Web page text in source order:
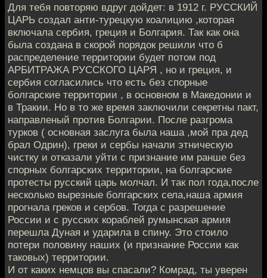
Для тебя повторяю вдруг дойдет: в 1912 г. РУССКИЙ
ЦАРЬ создал анти-турецкую коалицию ,которая
включала сербия, греция и Болгария. Так как она
была создана в скорой порядок решили что б
распределение территории будет потом под
АРБИТРАЖА РУССКОГО ЦАРЯ , но и греция, и
сербия согласились что есть без спорные
болгарские территории , в основном в Македонии и
в Тракии. Но в то же время заключили секретны пакт,
направленый против Болгарии. После разгрома
турков ( основная заслуга была наша ,мой пра дед
брал Одрин), греки и сербы начали этническую
чистку и отказали уйти с признание им ранше без
спорных болгарских территории, на болгарские
протесты русский царь молчал. И так пол года,после
несколько вырезные болгарских села,наша армия
прогнала греков и сербов. Тогда с разрешение
России и с русских кораблей румынская армия
перешла Дуная и ударила в спину. Это стоило
потери половину наших (и признание России как
таковых) территории.
И от каких немцов вы спасали? Комрад, ты уверен